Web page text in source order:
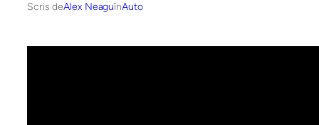
Scris deAlex NeaguînAuto